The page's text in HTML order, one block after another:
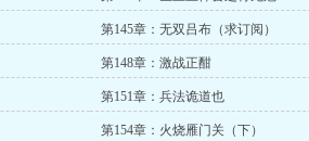
第145章：无双吕布（求订阅）
第148章：激战正酣
第151章：兵法诡道也
第154章：火烧雁门关（下）